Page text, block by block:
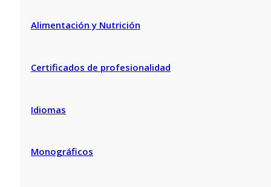
Alimentación y Nutrición
Certificados de profesionalidad
Idiomas
Monográficos